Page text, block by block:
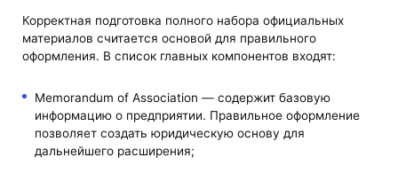
Корректная подготовка полного набора официальных
материалов считается основой для правильного
оформления. В список главных компонентов входят:
Memorandum of Association — содержит базовую
информацию о предприятии. Правильное оформление
позволяет создать юридическую основу для
дальнейшего расширения;